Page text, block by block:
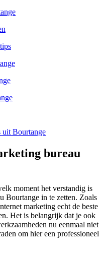
uit Bourtange
bureau
moment het verstandig is
Bourtange in te zetten. Zoals
marketing echt de beste
Het is belangrijk dat je ook
nu eenmaal niet
om hier een professioneel